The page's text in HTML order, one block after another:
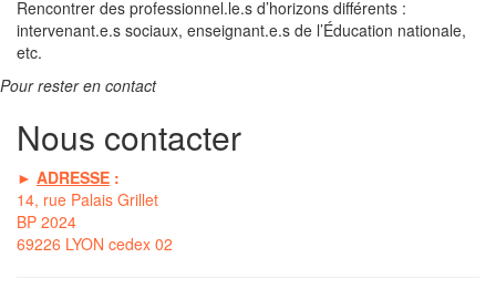
Rencontrer des professionnel.le.s d’horizons différents :
intervenant.e.s sociaux, enseignant.e.s de l’Éducation nationale,
etc.
Pour rester en contact
Nous contacter
► ADRESSE :
14, rue Palais Grillet
BP 2024
69226 LYON cedex 02